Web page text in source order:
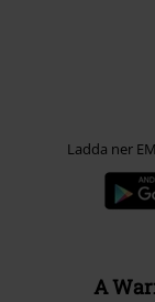
Ladda ner
A